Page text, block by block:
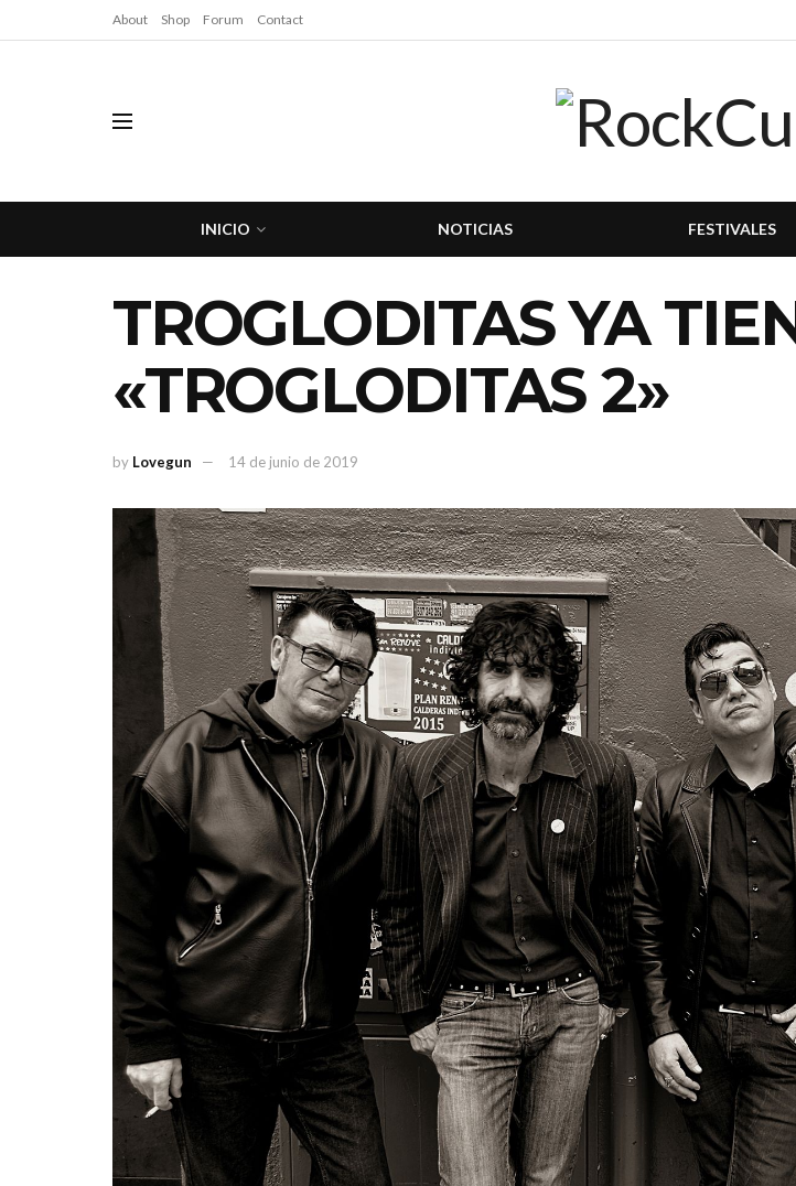
About Shop Forum Contact
INICIO NOTICIAS FESTIVALES
TROGLODITAS YA
«TROGLODITAS 2»
by Lovegun 14 de junio de 2019